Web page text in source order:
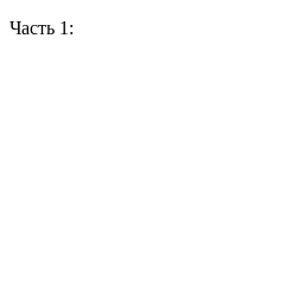
Часть 1: